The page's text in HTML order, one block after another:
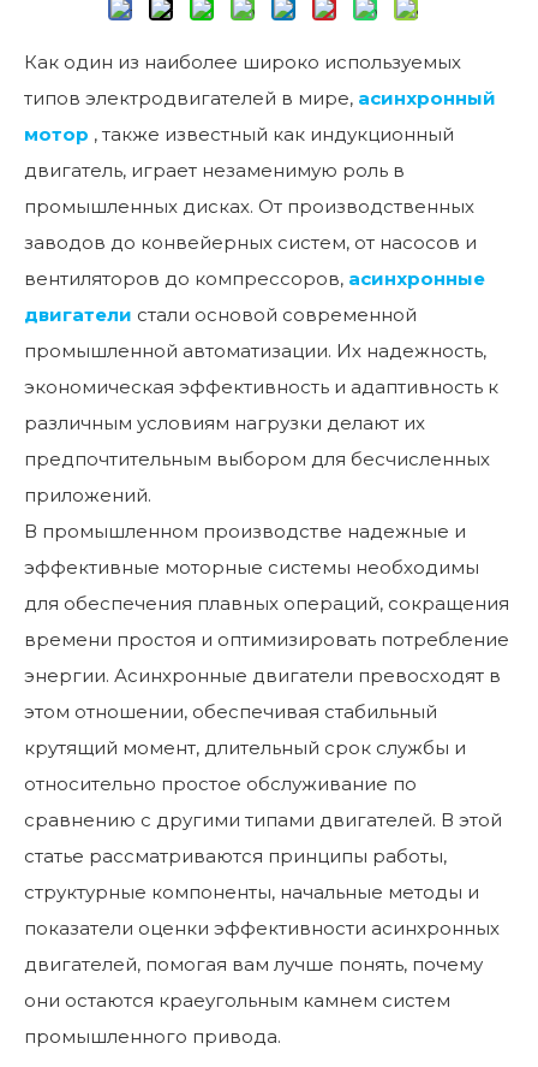
Как один из наиболее широко используемых
типов электродвигателей в мире, асинхронный
мотор , также известный как индукционный
двигатель, играет незаменимую роль в
промышленных дисках. От производственных
заводов до конвейерных систем, от насосов и
вентиляторов до компрессоров, асинхронные
двигатели стали основой современной
промышленной автоматизации. Их надежность,
экономическая эффективность и адаптивность к
различным условиям нагрузки делают их
предпочтительным выбором для бесчисленных
приложений.
В промышленном производстве надежные и
эффективные моторные системы необходимы
для обеспечения плавных операций, сокращения
времени простоя и оптимизировать потребление
энергии. Асинхронные двигатели превосходят в
этом отношении, обеспечивая стабильный
крутящий момент, длительный срок службы и
относительно простое обслуживание по
сравнению с другими типами двигателей. В этой
статье рассматриваются принципы работы,
структурные компоненты, начальные методы и
показатели оценки эффективности асинхронных
двигателей, помогая вам лучше понять, почему
они остаются краеугольным камнем систем
промышленного привода.